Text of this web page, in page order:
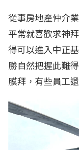
從事房地產仲介
平常就喜歡求神
得可以進入中正
勝自然把握此難
膜拜，有些員工